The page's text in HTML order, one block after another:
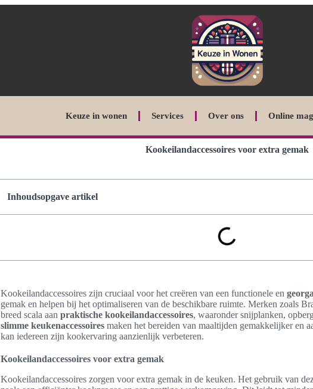
Keuze in wonen Services Over ons Online
Kookeilandaccessoires voor extra gemak
Inhoudsopgave artikel
Kookeilandaccessoires zijn cruciaal voor het creëren van een functionele en
gemak en helpen bij het optimaliseren van de beschikbare ruimte. Merken zoals
breed scala aan praktische kookeilandaccessoires, waaronder snijplanken,
slimme keukenaccessoires maken het bereiden van maaltijden gemakkelijker en
kan iedereen zijn kookervaring aanzienlijk verbeteren.
Kookeilandaccessoires voor extra gemak
Kookeilandaccessoires zorgen voor extra gemak in de keuken. Het gebruik van